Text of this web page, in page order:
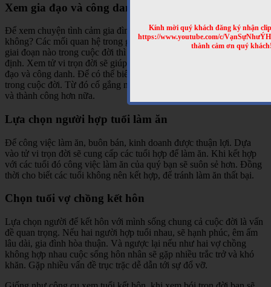
Kính mời quý khách đăng ký nhận
https://www.youtube.com/c/
thành cảm ơn quý
Xem gia đạo và công danh
Để xem chuyện tình cảm gia đình của bạn hiện có hạnh phúc hay
không? Các mối quan hệ trong gia đình hiện có đang hòa hợp. Đến
giai đoạn nào trong cuộc đời thì công việc bạn sẽ thăng tiến, ổn
định. Xem tử vi trọn đời sẽ giúp bạn có thêm các thông tin về gia
đạo và công danh. Để có thể biết được những năm tháng thăng trầm
trong cuộc đời. Từ đó cố gắng nỗ lực hơn để mọi thứ trở nên tốt đẹp
và thành công hơn nữa.
Lựa chọn người hợp tuổi làm ăn
Để công việc làm ăn, buôn bán, kinh doanh được thuận lợi. Dựa
vào tử vi trọn đời sẽ cung cấp các tuổi hợp để làm ăn. Khi kết hợp
với các tuổi đó công việc làm ăn của quý bạn sẽ suôn sẻ hơn. Đồng
thời cho biết các tuổi không nên kết hợp, để tránh làm ăn thất bại.
Chọn tuổi vợ chồng kết hôn
Lựa chọn người để kết hôn với mình sống chung cả cuộc đời là vấn
đề quan trọng. Nếu hai người hợp tuổi nhau, sẽ hạnh phúc, êm ấm
lâu dài, gia đình hòa thuận. Và ngược lại nếu như hai vợ chồng
không hợp nhau cuộc sống hôn nhân sẽ gặp nhiều trắc trở và khó
khăn. Gặp nhiều vấn đề trục trặc dễ dẫn tới sự đổ vỡ.